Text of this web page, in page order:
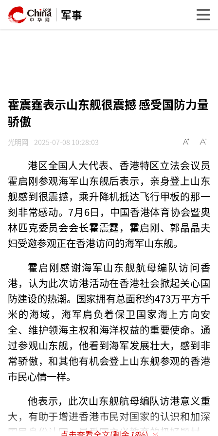
军事
霍震霆表示山东舰很震撼 感受国防力量
骄傲
光明网 2025-07-08 10:28:03
港区全国人大代表、香港特区立法会议员
霍启刚参观海军山东舰后表示，亲身登上山东
舰感到很震撼，乘升降机抵达飞行甲板的那一
刻非常感动。7月6日，中国香港体育协会暨奥
林匹克委员会会长霍震霆，霍启刚、郭晶晶夫
妇受邀参观正在香港访问的海军山东舰。
霍启刚感谢海军山东舰航母编队访问香
港，认为此次访港活动在香港社会掀起关心国
防建设的热潮。国家拥有总面积约473万平方千
米的海域，海军肩负着保卫国家海上方向安
全、维护领海主权和海洋权益的重要使命。通
过参观山东舰，他看到海军发展壮大，感到非
常骄傲，和其他有机会登上山东舰参观的香港
市民心情一样。
他表示，此次山东舰航母编队访港意义重
大，有助于增进香港市民对国家的认识和加深
国民身份认同，是爱国主义教育的极好题材。